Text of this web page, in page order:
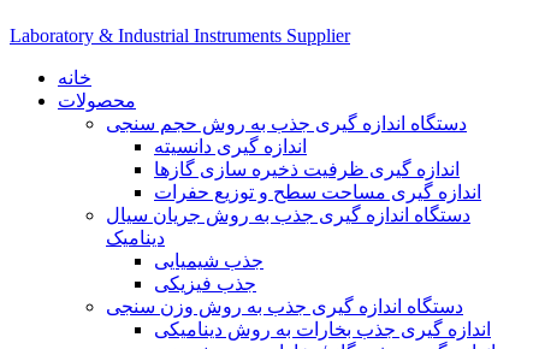
Laboratory & Industrial Instruments Supplier
خانه
محصولات
دستگاه اندازه گیری جذب به روش حجم سنجی
اندازه گیری دانسیته
اندازه گیری ظرفیت ذخیره سازی گازها
اندازه گیری مساحت سطح و توزیع حفرات
دستگاه اندازه گیری جذب به روش جریان سیال
دینامیک
جذب شیمیایی
جذب فیزیکی
دستگاه اندازه گیری جذب به روش وزن سنجی
اندازه گیری جذب بخارات به روش دینامیکی